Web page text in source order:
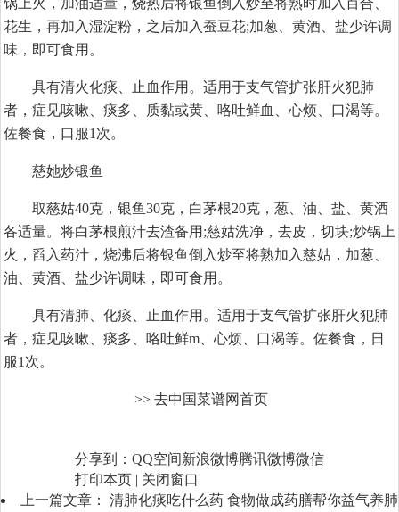
锅上火，加油适量，烧热后将银鱼倒入炒至将熟时加入百合、
花生，再加入湿淀粉，之后加入蚕豆花;加葱、黄酒、盐少许调
味，即可食用。
具有清火化痰、止血作用。适用于支气管扩张肝火犯肺
者，症见咳嗽、痰多、质黏或黄、咯吐鲜血、心烦、口渴等。
佐餐食，口服1次。
慈她炒锻鱼
取慈姑40克，银鱼30克，白茅根20克，葱、油、盐、黄酒
各适量。将白茅根煎汁去渣备用;慈姑洗净，去皮，切块;炒锅上
火，舀入药汁，烧沸后将银鱼倒入炒至将熟加入慈姑，加葱、
油、黄酒、盐少许调味，即可食用。
具有清肺、化痰、止血作用。适用于支气管扩张肝火犯肺
者，症见咳嗽、痰多、咯吐鲜m、心烦、口渴等。佐餐食，日
服1次。
>> 去中国菜谱网首页
分享到： QQ空间新浪微博腾讯微博微信
打印本页 | 关闭窗口
上一篇文章： 清肺化痰吃什么药 食物做成药膳帮你益气养肺